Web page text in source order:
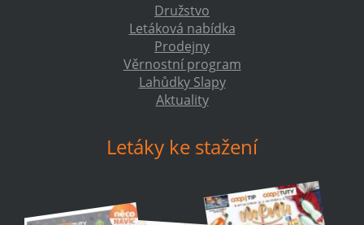
Družstvo
Letáková nabídka
Prodejny
Věrnostní program
Lahůdky Slapy
Aktuality
Letáky ke stažení